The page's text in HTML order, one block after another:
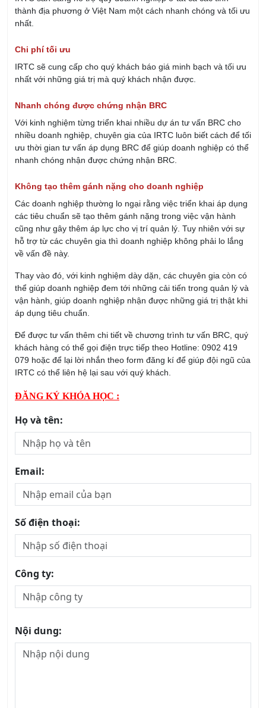
thành địa phương ở Việt Nam một cách nhanh chóng và tối ưu
nhất.
Chi phí tối ưu
IRTC sẽ cung cấp cho quý khách báo giá minh bạch và tối ưu
nhất với những giá trị mà quý khách nhận được.
Nhanh chóng được chứng nhận BRC
Với kinh nghiệm từng triển khai nhiều dự án tư vấn BRC cho
nhiều doanh nghiệp, chuyên gia của IRTC luôn biết cách để tối
ưu thời gian tư vấn áp dụng BRC để giúp doanh nghiệp có thể
nhanh chóng nhận được chứng nhận BRC.
Không tạo thêm gánh nặng cho doanh nghiệp
Các doanh nghiệp thường lo ngại rằng việc triển khai áp dụng
các tiêu chuẩn sẽ tạo thêm gánh nặng trong việc vận hành
cũng như gây thêm áp lực cho vị trí quản lý. Tuy nhiên với sự
hỗ trợ từ các chuyên gia thì doanh nghiệp không phải lo lắng
về vấn đề này.
Thay vào đó, với kinh nghiệm dày dặn, các chuyên gia còn có
thể giúp doanh nghiệp đem tới những cải tiến trong quản lý và
vận hành, giúp doanh nghiệp nhận được những giá trị thật khi
áp dụng tiêu chuẩn.
Để được tư vấn thêm chi tiết về chương trình tư vấn BRC, quý
khách hàng có thể gọi điện trực tiếp theo Hotline: 0902 419
079 hoặc để lại lời nhắn theo form đăng kí để giúp đội ngũ của
IRTC có thể liên hệ lại sau với quý khách.
ĐĂNG KÝ KHÓA HỌC :
Họ và tên:
Email:
Số điện thoại:
Công ty:
Nội dung: